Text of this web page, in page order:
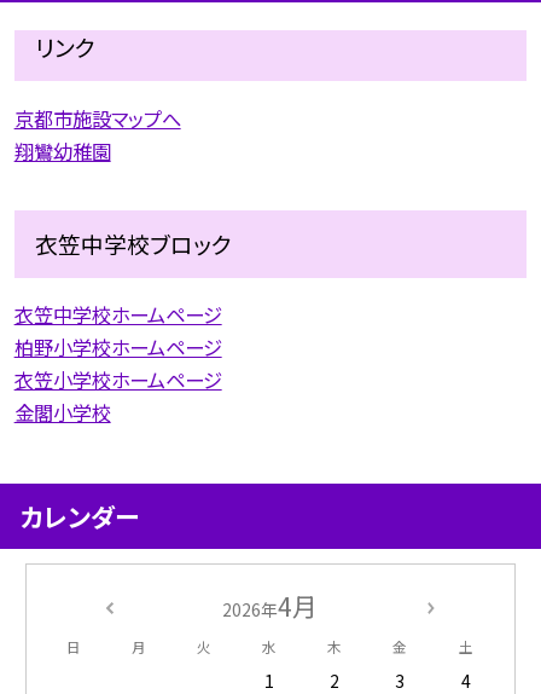
リンク
京都市施設マップへ
翔鸞幼稚園
衣笠中学校ブロック
衣笠中学校ホームページ
柏野小学校ホームページ
衣笠小学校ホームページ
金閣小学校
カレンダー
2026年4月
日 月 火 水 木 金 土
1 2 3
4